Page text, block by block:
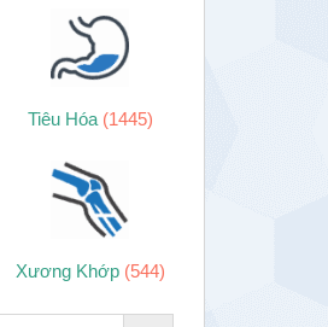
Tiêu Hóa (1445)
Xương Khớp (544)